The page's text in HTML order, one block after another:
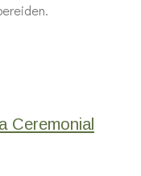
Ceremonial